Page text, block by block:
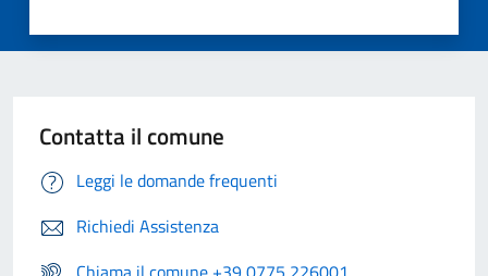
Contatta il comune
Leggi le domande frequenti
Richiedi Assistenza